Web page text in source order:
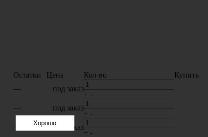
Остатки Цена Кол-во
Купить
— под заказ
+ -
— под заказ
+ -
— под заказ
+ -
Хорошо